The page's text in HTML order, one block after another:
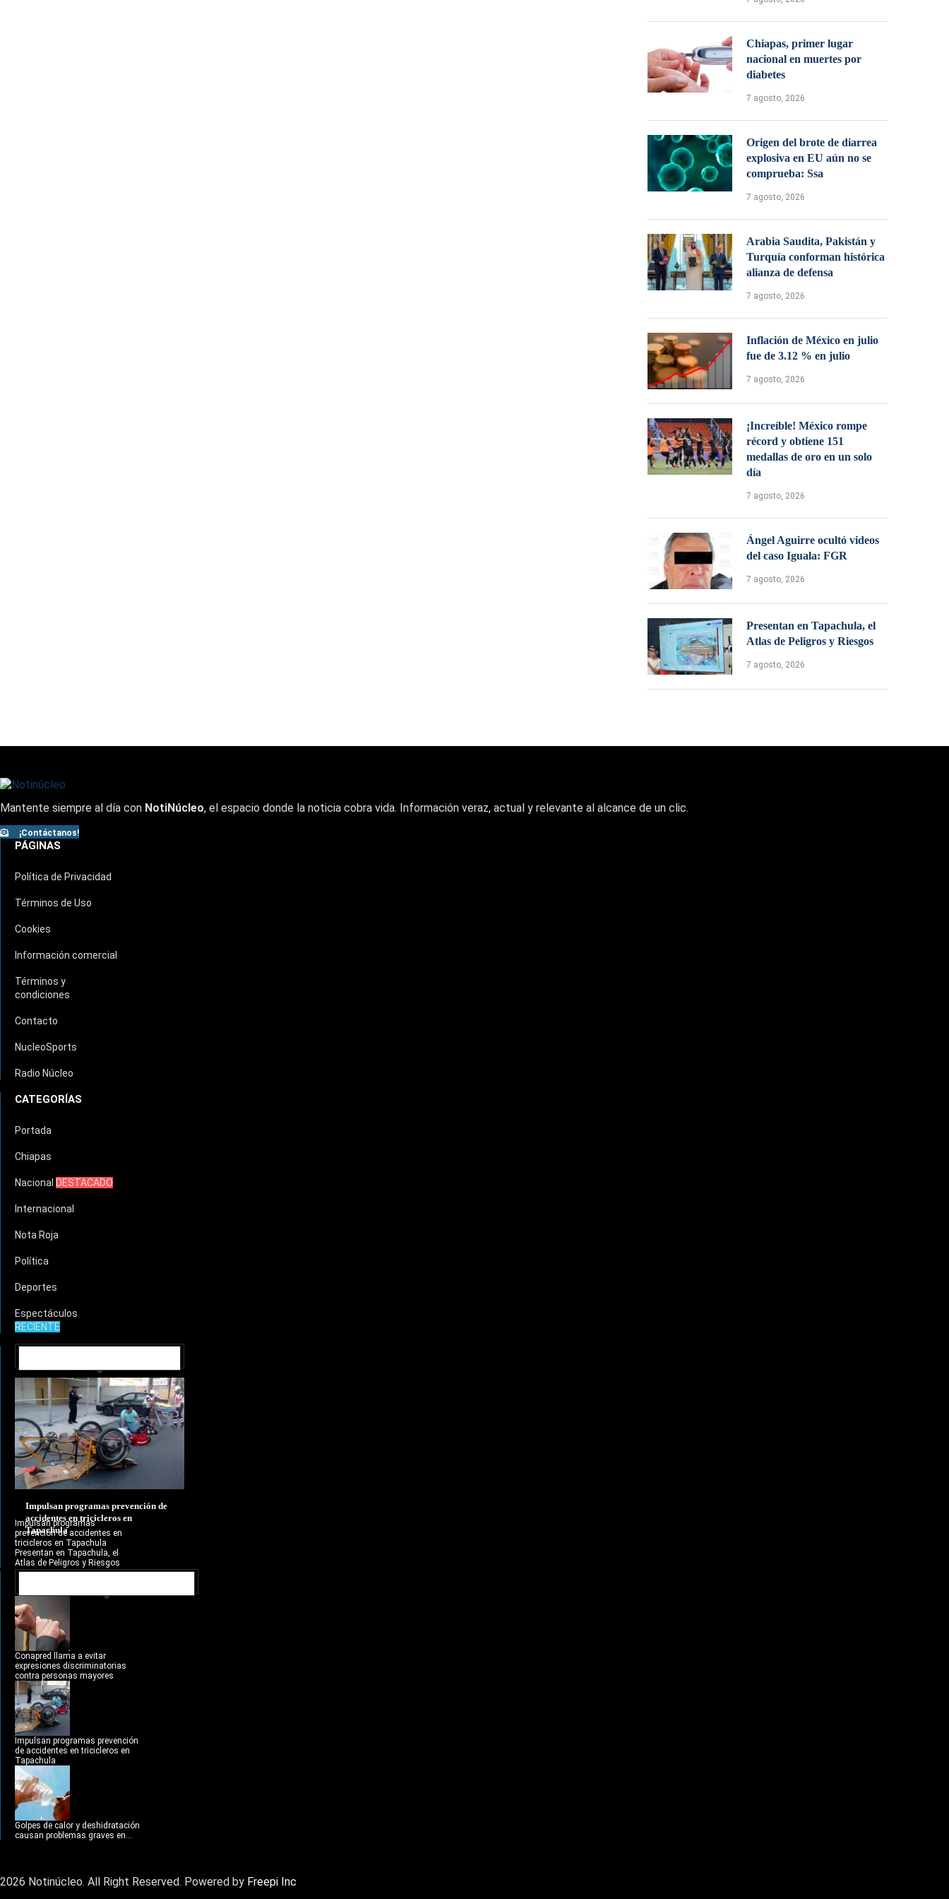
Chiapas, primer lugar
nacional en muertes por
diabetes
7 agosto, 2026
Origen del brote de diarrea
explosiva en EU aún no se
comprueba: Ssa
7 agosto, 2026
Arabia Saudita, Pakistán y
Turquía conforman histórica
alianza de defensa
7 agosto, 2026
Inflación de México en julio
fue de 3.12 % en julio
7 agosto, 2026
¡Increíble! México rompe
récord y obtiene 151
medallas de oro en un solo
día
7 agosto, 2026
Ángel Aguirre ocultó videos
del caso Iguala: FGR
7 agosto, 2026
Presentan en Tapachula, el
Atlas de Peligros y Riesgos
7 agosto, 2026
Mantente siempre al día con NotiNúcleo, el espacio donde la noticia cobra vida. Información veraz, actual y relevante al alcance de un clic.
¡Contáctanos!
PÁGINAS
Política de Privacidad
Términos de Uso
Cookies
Información comercial
Términos y
condiciones
Contacto
NucleoSports
Radio Núcleo
CATEGORÍAS
Portada
Chiapas
Nacional DESTACADO
Internacional
Nota Roja
Política
Deportes
Espectáculos
RECIENTE
Impulsan programas prevención de
accidentes en tricicleros en
Tapachula
Impulsan programas
prevención de accidentes en
tricicleros en Tapachula
Presentan en Tapachula, el
Atlas de Peligros y Riesgos
Conapred llama a evitar
expresiones discriminatorias
contra personas mayores
Impulsan programas prevención
de accidentes en tricicleros en
Tapachula
Golpes de calor y deshidratación
causan problemas graves en...
2026 Notinúcleo. All Right Reserved. Powered by Freepi Inc